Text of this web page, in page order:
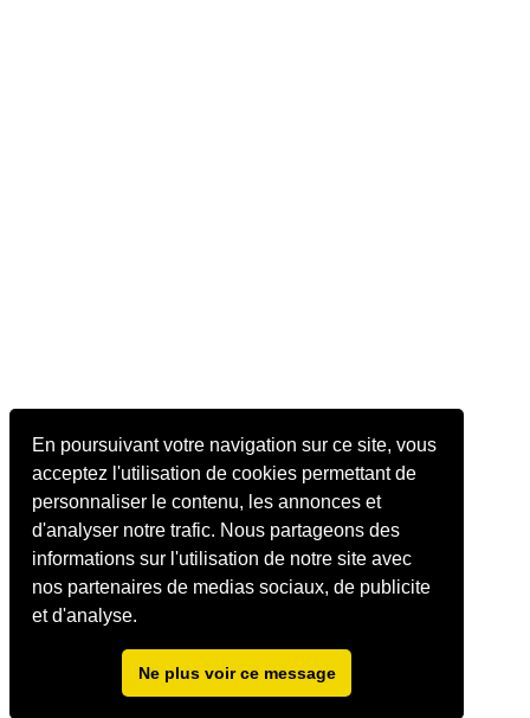
En poursuivant votre navigation sur ce site, vous
acceptez l'utilisation de cookies permettant de
personnaliser le contenu, les annonces et
d'analyser notre trafic. Nous partageons des
informations sur l'utilisation de notre site avec
nos partenaires de medias sociaux, de publicite
et d'analyse.
Ne plus voir ce message